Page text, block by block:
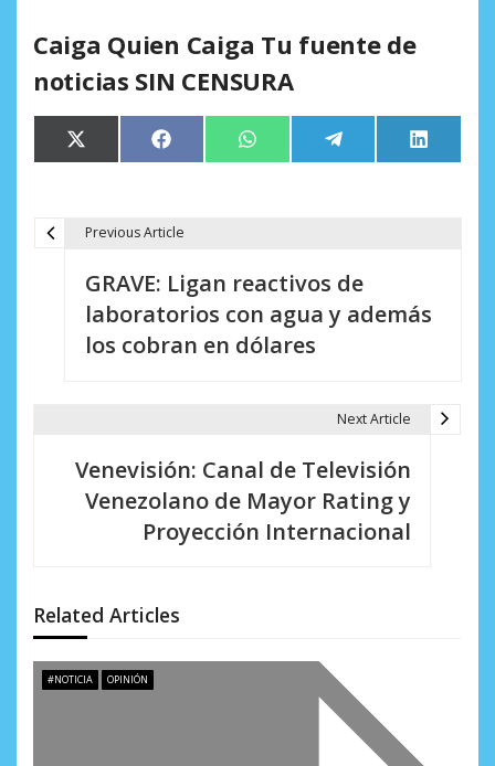
Caiga Quien Caiga Tu fuente de
noticias SIN CENSURA
Compartir
en
X
(Twitter)
Compartir
en
Facebook Compartir
en
WhatsApp Compartir
en
Telegram
en
LinkedIn
n
d
e
Previous Article
GRAVE: Ligan reactivos de
laboratorios con agua y además
los cobran en dólares
Next Article
Venevisión: Canal de Televisión
Venezolano de Mayor Rating y
Proyección Internacional
Related Articles
#NOTICIA OPINIÓN